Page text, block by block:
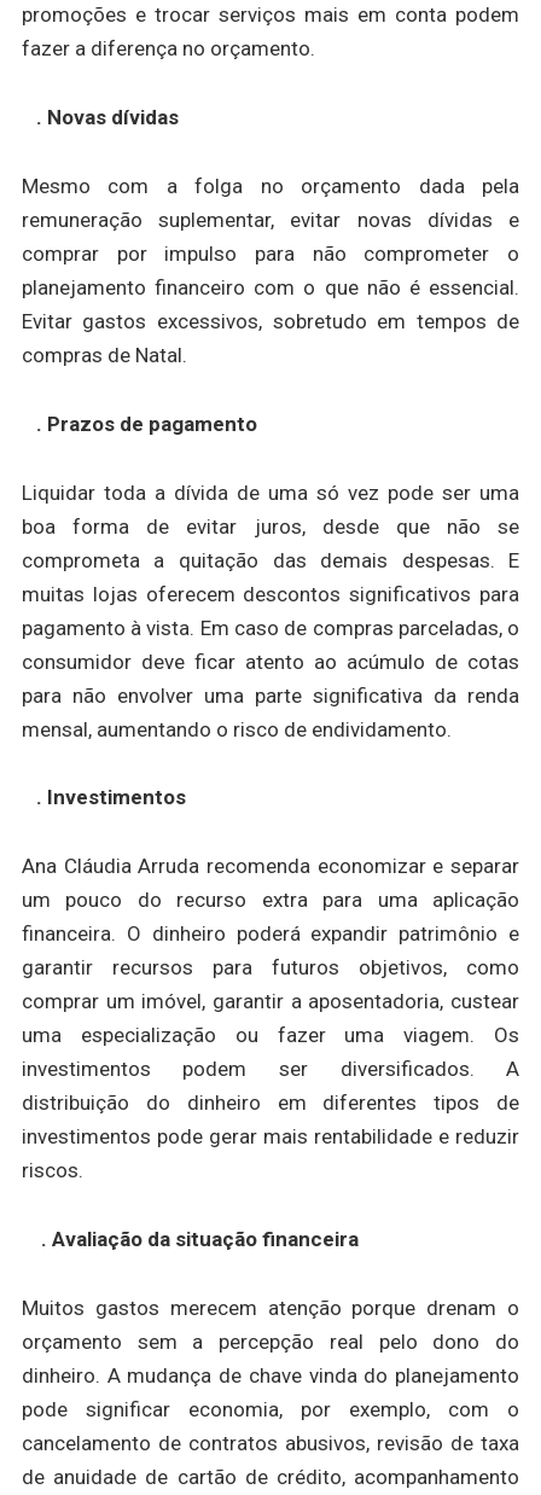
promoções e trocar serviços mais em conta podem
fazer a diferença no orçamento.
. Novas dívidas
Mesmo com a folga no orçamento dada pela
remuneração suplementar, evitar novas dívidas e
comprar por impulso para não comprometer o
planejamento financeiro com o que não é essencial.
Evitar gastos excessivos, sobretudo em tempos de
compras de Natal.
. Prazos de pagamento
Liquidar toda a dívida de uma só vez pode ser uma
boa forma de evitar juros, desde que não se
comprometa a quitação das demais despesas. E
muitas lojas oferecem descontos significativos para
pagamento à vista. Em caso de compras parceladas, o
consumidor deve ficar atento ao acúmulo de cotas
para não envolver uma parte significativa da renda
mensal, aumentando o risco de endividamento.
. Investimentos
Ana Cláudia Arruda recomenda economizar e separar
um pouco do recurso extra para uma aplicação
financeira. O dinheiro poderá expandir patrimônio e
garantir recursos para futuros objetivos, como
comprar um imóvel, garantir a aposentadoria, custear
uma especialização ou fazer uma viagem. Os
investimentos podem ser diversificados. A
distribuição do dinheiro em diferentes tipos de
investimentos pode gerar mais rentabilidade e reduzir
riscos.
. Avaliação da situação financeira
Muitos gastos merecem atenção porque drenam o
orçamento sem a percepção real pelo dono do
dinheiro. A mudança de chave vinda do planejamento
pode significar economia, por exemplo, com o
cancelamento de contratos abusivos, revisão de taxa
de anuidade de cartão de crédito, acompanhamento